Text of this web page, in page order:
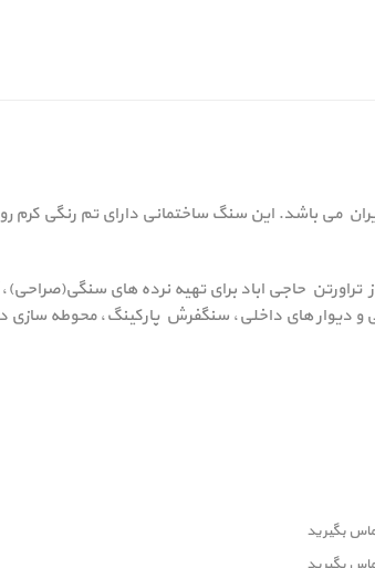
می باشد. این سنگ ساختمانی دارای تم رنگی کرم
حاجی اباد برای تهیه نرده های
و دیوار های داخلی، سنگفرش پارکینگ، محوطه سازی